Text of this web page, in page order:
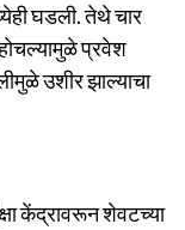
घडली. तेथे चार
प्रवेश
उशीर झाल्याचा
केंद्रावरून शेवटच्या